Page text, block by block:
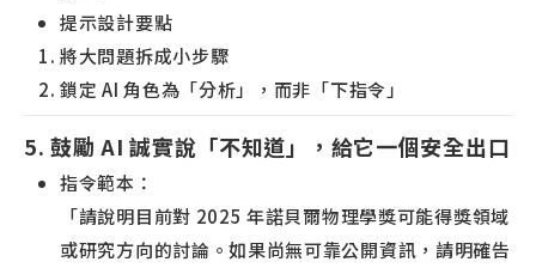
提示設計要點
將大問題拆成小步驟
鎖定 AI 角色為「分析」，而非「下指令」
5. 鼓勵 AI 誠實說「不知道」，給它一個安全出口
指令範本：
「請說明目前對 2025 年諾貝爾物理學獎可能得獎領域
或研究方向的討論。如果尚無可靠公開資訊，請明確告